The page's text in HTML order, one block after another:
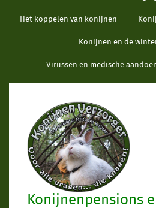
Het koppelen van konijnen
Konijnen en de
Virussen en medische
Konijnen Verzorger
Konijnenpensions